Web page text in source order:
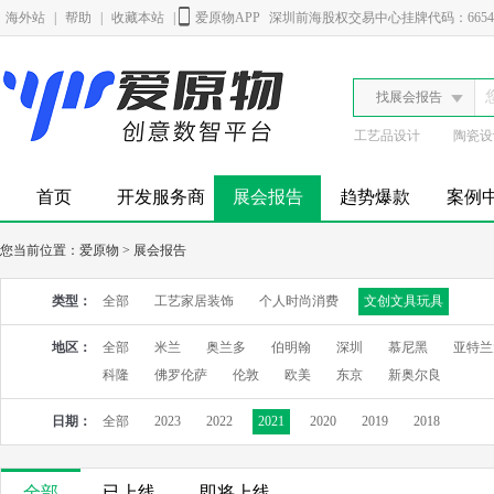
海外站 帮助 收藏本站 爱原物APP 深圳前海股权交易中心挂牌代码：
找展会报告
工艺品设计 陶瓷
首页 开发服务商 展会报告 趋势爆款 案例
您当前位置： 爱原物 > 展会报告
类型： 全部 工艺家居装饰 个人时尚消费 文创文具玩具
地区： 全部 米兰 奥兰多 伯明翰 深圳 慕尼黑
亚特
科隆
佛罗伦萨 伦敦 欧美 东京 新奥尔良
日期： 全部 2023 2022 2021 2020 2019 2018